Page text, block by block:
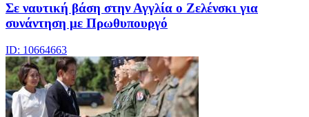
Σε ναυτική βάση στην Αγγλία ο Ζελένσκι για
συνάντηση με Πρωθυπουργό
ID: 10664663